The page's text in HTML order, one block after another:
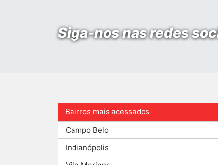
Siga-nos nas redes
Bairros mais acessados
Campo Belo
Indianópolis